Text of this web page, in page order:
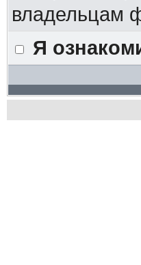
владельцам
Я